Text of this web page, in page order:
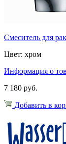
Смеситель для
Цвет: хром
Информация о
7 180 руб.
Добавить в